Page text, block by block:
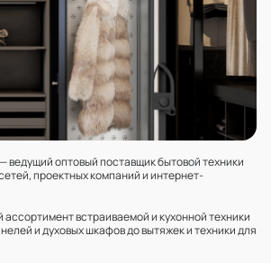
ведущий оптовый поставщик бытовой техники
проектных компаний и интернет-
встраиваемой и кухонной техники
и духовых шкафов до вытяжек и техники для